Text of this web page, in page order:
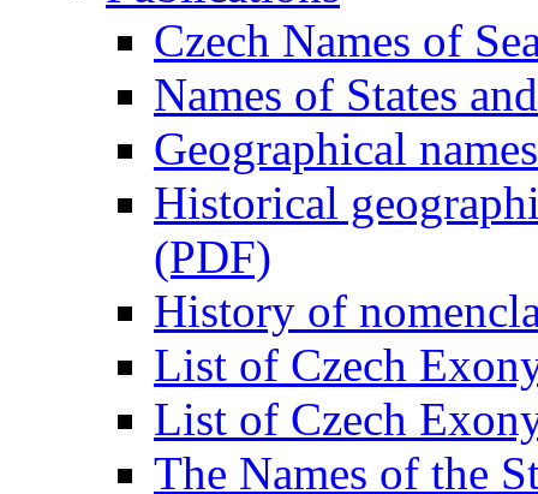
Czech Names of
Names of States
Geographical
Historical
(PDF)
History of
List of Czech
List of Czech
The Names of the